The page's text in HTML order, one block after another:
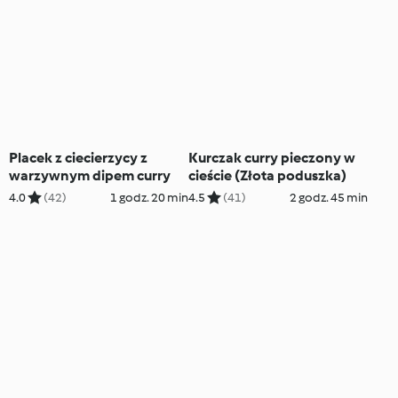
Placek z ciecierzycy z
warzywnym dipem curry
4.0 (42) 1 godz. 20 min
Kurczak curry pieczony w
cieście (Złota poduszka)
4.5 (41) 2 godz. 45 min